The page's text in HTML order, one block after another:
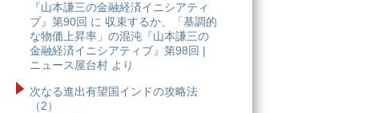
『山本謙三の金融経済イニシアティ
ブ』第90回 に 収束するか、「基調的
な物価上昇率」の混沌『山本謙三の
金融経済イニシアティブ』第98回 |
ニュース屋台村 より
次なる進出有望国インドの攻略法
（2）